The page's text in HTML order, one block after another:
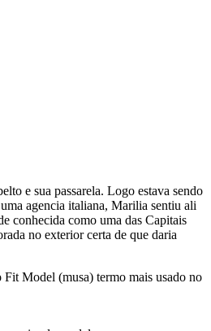
e sua passarela. Logo estava sendo
agencia italiana, Marilia sentiu ali
conhecida como uma das Capitais
no exterior certa de que daria
Fit Model (musa) termo mais usado no